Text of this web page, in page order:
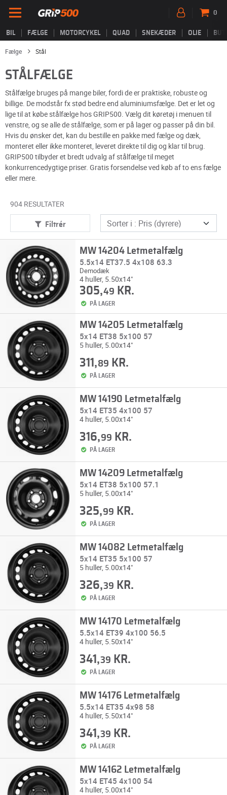
BIL FÆLGE MOTORCYKEL QUAD SNEKÆDER OLIE
0
Fælge Stål
STÅLFÆLGE
Stålfælge bruges på mange biler, fordi de er praktiske, robuste og
billige. De modstår fx stød bedre end aluminiumsfælge. Det er let og
lige til at købe stålfælge hos GRIP500. Vælg dit køretøj i menuen til
venstre, og se alle de stålfælge, som er på lager og passer på din bil.
Hvis du ønsker det, kan du bestille en pakke med fælge og dæk,
monteret eller ikke monteret, leveret direkte til dig og klar til brug.
GRIP500 tilbyder et bredt udvalg af stålfælge til meget
konkurrencedygtige priser. Gratis forsendelse ved køb af to ens fælge
eller mere.
904 RESULTATER
Filtrér
MW 14204 Letmetalfælg
5.5x14 ET37.5 4x108 63.3
Demodæk
4 huller, 5.50x14"
305,49 KR.
PÅ LAGER
MW 14205 Letmetalfælg
5x14 ET38 5x100 57
5 huller, 5.00x14"
311,89 KR.
PÅ LAGER
MW 14190 Letmetalfælg
5x14 ET35 4x100 57
4 huller, 5.00x14"
316,99 KR.
PÅ LAGER
MW 14209 Letmetalfælg
5x14 ET38 5x100 57.1
5 huller, 5.00x14"
325,99 KR.
PÅ LAGER
MW 14082 Letmetalfælg
5x14 ET35 5x100 57
5 huller, 5.00x14"
326,39 KR.
PÅ LAGER
MW 14170 Letmetalfælg
5.5x14 ET39 4x100 56.5
4 huller, 5.50x14"
341,39 KR.
PÅ LAGER
MW 14176 Letmetalfælg
5.5x14 ET35 4x98 58
4 huller, 5.50x14"
341,39 KR.
PÅ LAGER
MW 14162 Letmetalfælg
5x14 ET45 4x100 54
4 huller, 5.00x14"